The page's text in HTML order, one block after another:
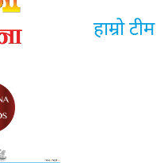
हाम्रो टीम